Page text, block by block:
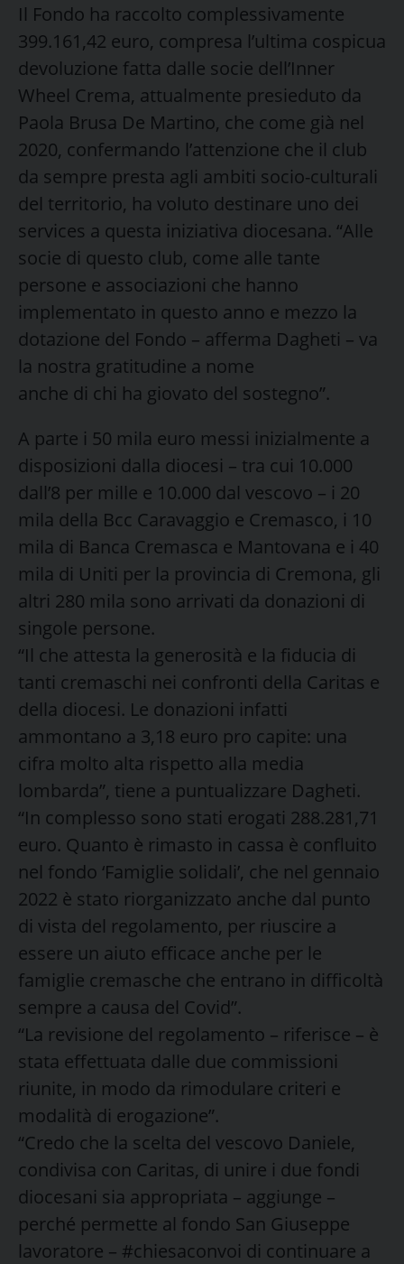
Il Fondo ha raccolto complessivamente
399.161,42 euro, compresa l’ultima cospicua
devoluzione fatta dalle socie dell’Inner
Wheel Crema, attualmente presieduto da
Paola Brusa De Martino, che come già nel
2020, confermando l’attenzione che il club
da sempre presta agli ambiti socio-culturali
del territorio, ha voluto destinare uno dei
services a questa iniziativa diocesana. “Alle
socie di questo club, come alle tante
persone e associazioni che hanno
implementato in questo anno e mezzo la
dotazione del Fondo – afferma Dagheti – va
la nostra gratitudine a nome
anche di chi ha giovato del sostegno”.
A parte i 50 mila euro messi inizialmente a
disposizioni dalla diocesi – tra cui 10.000
dall’8 per mille e 10.000 dal vescovo – i 20
mila della Bcc Caravaggio e Cremasco, i 10
mila di Banca Cremasca e Mantovana e i 40
mila di Uniti per la provincia di Cremona, gli
altri 280 mila sono arrivati da donazioni di
singole persone.
“Il che attesta la generosità e la fiducia di
tanti cremaschi nei confronti della Caritas e
della diocesi. Le donazioni infatti
ammontano a 3,18 euro pro capite: una
cifra molto alta rispetto alla media
lombarda”, tiene a puntualizzare Dagheti.
“In complesso sono stati erogati 288.281,71
euro. Quanto è rimasto in cassa è confluito
nel fondo ‘Famiglie solidali’, che nel gennaio
2022 è stato riorganizzato anche dal punto
di vista del regolamento, per riuscire a
essere un aiuto efficace anche per le
famiglie cremasche che entrano in difficoltà
sempre a causa del Covid”.
“La revisione del regolamento – riferisce – è
stata effettuata dalle due commissioni
riunite, in modo da rimodulare criteri e
modalità di erogazione”.
“Credo che la scelta del vescovo Daniele,
condivisa con Caritas, di unire i due fondi
diocesani sia appropriata – aggiunge –
perché permette al fondo San Giuseppe
lavoratore – #chiesaconvoi di continuare a